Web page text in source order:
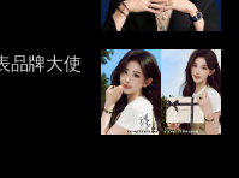
品牌大使